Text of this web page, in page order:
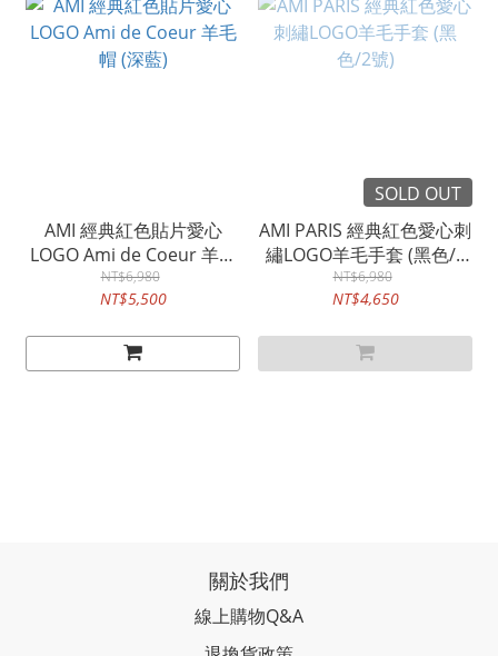
AMI 經典紅色貼片愛心
LOGO Ami de Coeur 羊毛
帽 (深藍)
NT$6,980
NT$5,500
SOLD OUT
AMI PARIS 經典紅色愛心刺
繡LOGO羊毛手套 (黑色/2
號)
NT$6,980
NT$4,650
關於我們
線上購物Q&A